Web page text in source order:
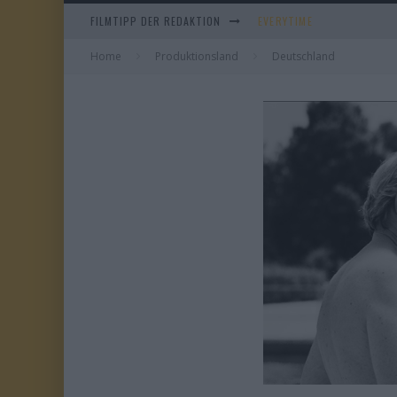
FILMTIPP DER REDAKTION EVERYTIME
WHAM! – 10 DAYS IN
DUELL IN DER SONNE
Home Produktionsland Deutschland